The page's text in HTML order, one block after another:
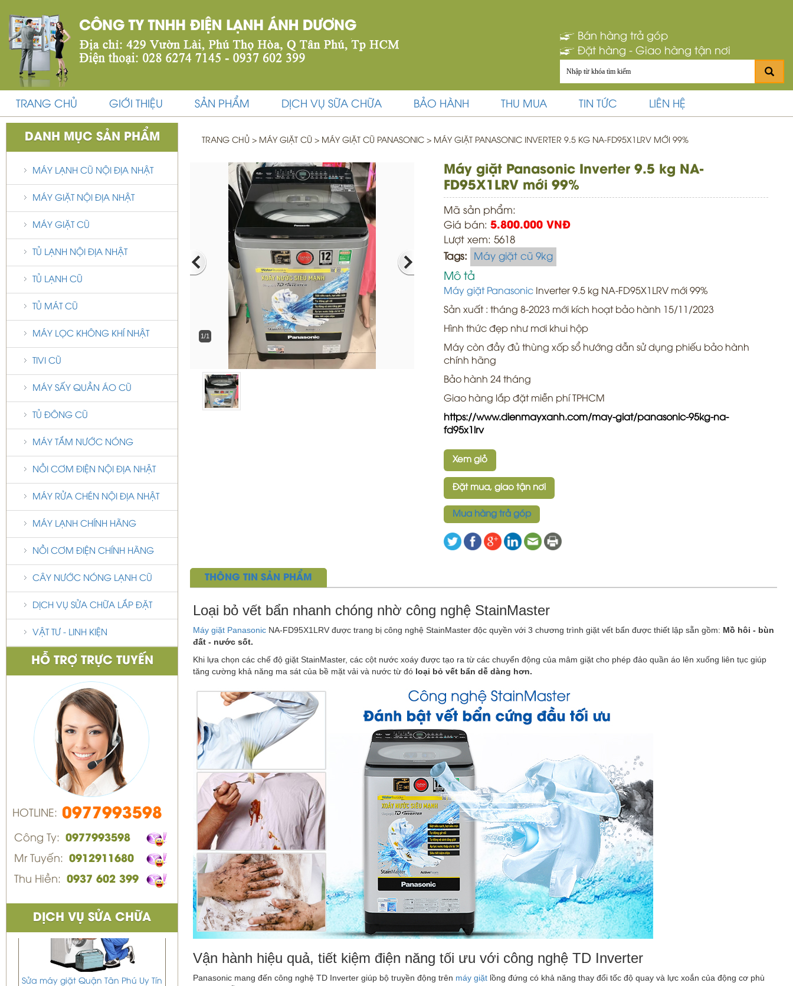
Bán hàng trả góp
Đặt hàng - Giao hàng tận nơi
TRANG CHỦ GIỚI THIỆU SẢN PHẨM DỊCH VỤ SỮA CHỮA BẢO HÀNH THU MUA TIN TỨC LIÊN HỆ
DANH MỤC SẢN PHẨM
MÁY LẠNH CŨ NỘI ĐỊA NHẬT
MÁY GIẶT NỘI ĐỊA NHẬT
MÁY GIẶT CŨ
TỦ LẠNH NỘI ĐỊA NHẬT
TỦ LẠNH CŨ
TỦ MÁT CŨ
MÁY LỌC KHÔNG KHÍ NHẬT
TIVI CŨ
MÁY SẤY QUẦN ÁO CŨ
TỦ ĐÔNG CŨ
MÁY TẮM NƯỚC NÓNG
NỒI CƠM ĐIỆN NỘI ĐỊA NHẬT
MÁY RỬA CHÉN NỘI ĐỊA NHẬT
MÁY LẠNH CHÍNH HÃNG
NỒI CƠM ĐIỆN CHÍNH HÃNG
CÂY NƯỚC NÓNG LẠNH CŨ
DỊCH VỤ SỬA CHỮA LẮP ĐẶT
VẬT TƯ - LINH KIỆN
HỖ TRỢ TRỰC TUYẾN
HOTLINE: 0977993598
Công Ty: 0977993598
Mr Tuyến: 0912911680
Thu Hiền: 0937 602 399
DỊCH VỤ SỬA CHỮA
Sửa máy giặt Quận Tân Phú Uy Tín
Hàng Đầu
TRANG CHỦ > MÁY GIẶT CŨ > MÁY GIẶT CŨ PANASONIC > MÁY GIẶT PANASONIC INVERTER 9.5 KG NA-FD95X1LRV MỚI 99%
1/1
Máy giặt Panasonic Inverter 9.5 kg NA-
FD95X1LRV mới 99%
Mã sản phẩm:
Giá bán: 5.800.000 VNĐ
Lượt xem: 5618
Tags:
Máy giặt cũ 9kg
Mô tả
Máy giặt PanasonicInverter 9.5 kg NA-FD95X1LRV mới 99%
Sản xuất : tháng 8-2023 mới kích hoạt bảo hành 15/11/2023
Hình thức đẹp như mơi khui hộp
Máy còn đầy đủ thùng xốp sổ hướng dẫn sử dụng phiếu bảo hành
chính hãng
Bảo hành 24 tháng
Giao hàng lắp đặt miễn phí TPHCM
https://www.dienmayxanh.com/may-giat/panasonic-95kg-na-
fd95x1lrv
Xem giỏ
Đặt mua, giao tận nơi
Mua hàng trả góp
THÔNG TIN SẢN PHẨM
Loại bỏ vết bẩn nhanh chóng nhờ công nghệ StainMaster
Máy giặt Panasonic NA-FD95X1LRV được trang bị công nghệ StainMaster độc quyền với 3 chương trình giặt vết bẩn được thiết lập sẵn gồm: Mồ hôi - bùn
đất - nước sốt.
Khi lựa chọn các chế độ giặt StainMaster, các cột nước xoáy được tạo ra từ các chuyển động của mâm giặt cho phép đảo quần áo lên xuống liên tục giúp
tăng cường khả năng ma sát của bề mặt vải và nước từ đó loại bỏ vết bẩn dễ dàng hơn.
Vận hành hiệu quả, tiết kiệm điện năng tối ưu với công nghệ TD Inverter
Panasonic mang đến công nghệ TD Inverter giúp bộ truyền động trên máy giặt lồng đứng có khả năng thay đổi tốc độ quay và lực xoắn của động cơ phù